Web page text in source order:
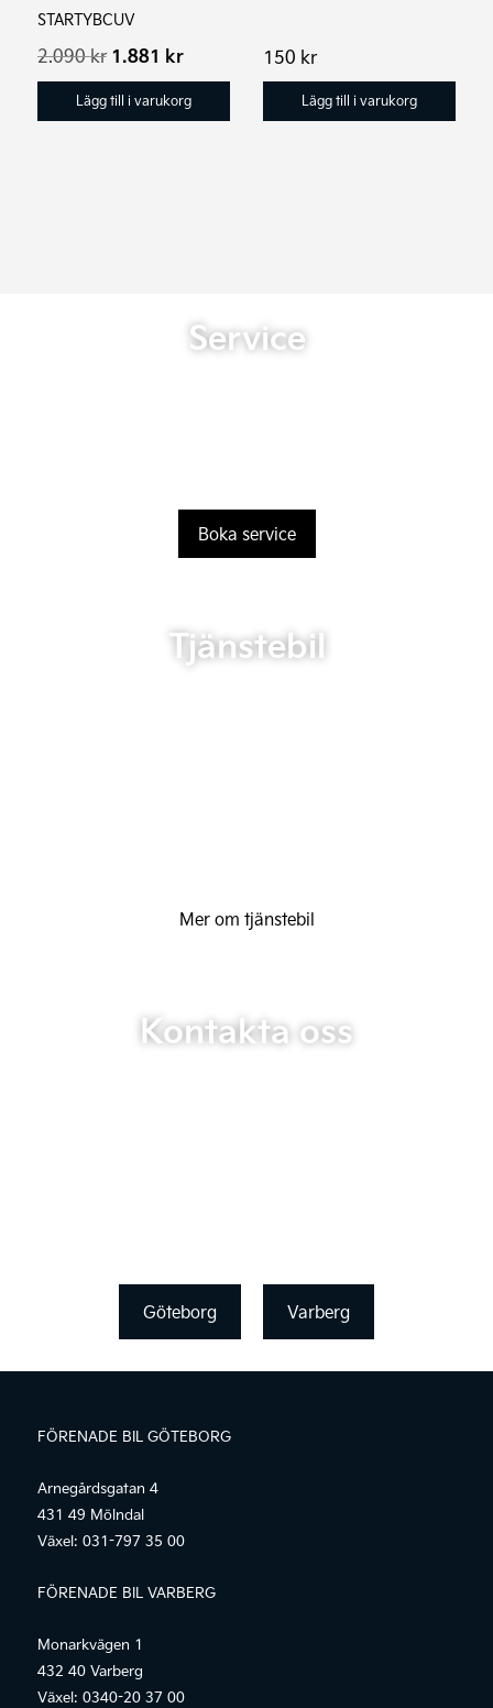
STARTYBCUV
2.090kr Det
ursprungliga
priset
var:
1.881 krDet
nuvarande
priset
är:
Lägg till i varukorg
150 kr
Lägg till i varukorg
Service
Boka service
Tjänstebil
Mer om tjänstebil
Kontakta oss
Göteborg Varberg
FÖRENADE BIL GÖTEBORG
Arnegårdsgatan 4
431 49 Mölndal
Växel: 031-797 35 00
FÖRENADE BIL VARBERG
Monarkvägen 1
432 40 Varberg
Växel: 0340-20 37 00